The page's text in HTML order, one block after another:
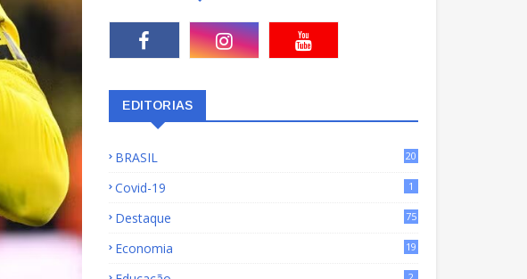
EDITORIAS
BRASIL
20
Covid-19 1
Destaque
75
Economia
19